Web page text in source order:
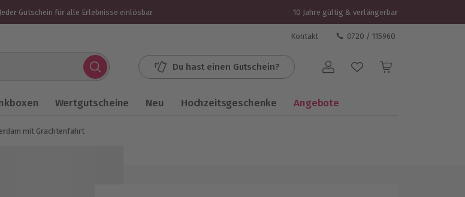
Jeder Gutschein für alle Erlebnisse einlösbar 10 Jahre gültig & verlängerbar
Kontakt 0720 / 115960
Du hast einen Gutschein? Benutzerkonto
Wertgutscheine Neu Hochzeitsgeschenke Angebote
mit Grachtenfahrt